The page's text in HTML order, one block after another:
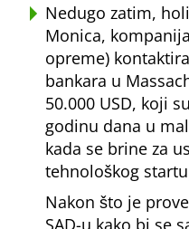
Nedugo zatim,
Monica,
opreme)
bankara u
50.000 USD, koji
godinu dana u
kada se brine za
tehnološkog
Nakon što je
SAD-u kako bi se